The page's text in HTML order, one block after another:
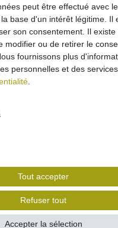
bloc dalimentation standard
contre les surcharge/
le contrat ici Contact
peut être effectué avec le
base d'un intérêt légitime. Il
son consentement. Il
modifier ou de retirer le
fournissons plus
personnelles et des
Tout accepter
Refuser tout
Accepter la sélection